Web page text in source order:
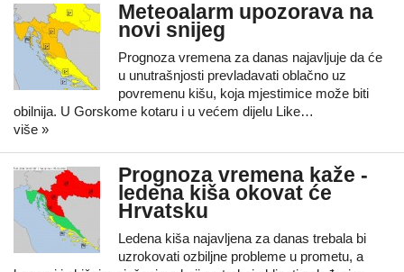
Meteoalarm upozorava na
novi snijeg
Prognoza vremena za danas najavljuje da će
u unutrašnjosti prevladavati oblačno uz
povremenu kišu, koja mjestimice može biti
obilnija. U Gorskome kotaru i u većem dijelu Like…
više »
Prognoza vremena kaže -
ledena kiša okovat će
Hrvatsku
Ledena kiša najavljena za danas trebala bi
uzrokovati ozbiljne probleme u prometu, a